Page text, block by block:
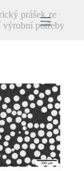
prášek ze
výrobní potřeby